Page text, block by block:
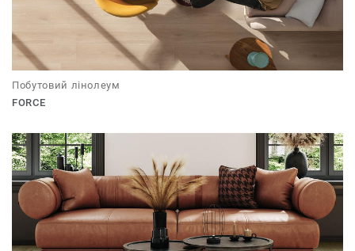
Побутовий лінолеум
FORCE